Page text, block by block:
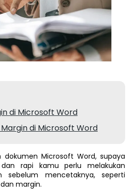
di Microsoft Word
di Microsoft Word
dokumen Microsoft Word, supaya
rapi kamu
perlu melakukan
sebelum mencetaknya, seperti
margin.